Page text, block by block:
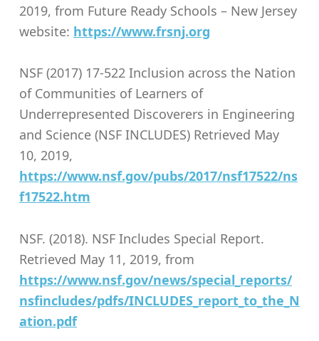
2019, from Future Ready Schools – New Jersey
website: https://www.frsnj.org
NSF (2017) 17-522 Inclusion across the Nation
of Communities of Learners of
Underrepresented Discoverers in Engineering
and Science (NSF INCLUDES) Retrieved May
10, 2019,
https://www.nsf.gov/pubs/2017/nsf17522/ns
f17522.htm
NSF. (2018). NSF Includes Special Report.
Retrieved May 11, 2019, from
https://www.nsf.gov/news/special_reports/
nsfincludes/pdfs/INCLUDES_report_to_the_N
ation.pdf